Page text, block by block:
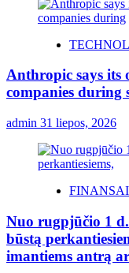
Anthropic says its
companies during
admin 31 liepos, 2026
FINANSAI
Nuo rugpjūčio 1
būstą
imantiems antrą